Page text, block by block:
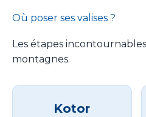
Où poser ses valises ?
Les étapes
montagnes.
Kotor